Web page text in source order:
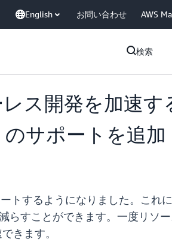
English お問い合わせ AWS
検索
ス開発を加速す
のサポートを追加
トするようになりました。これ
すことができます。一度リソ
きます。